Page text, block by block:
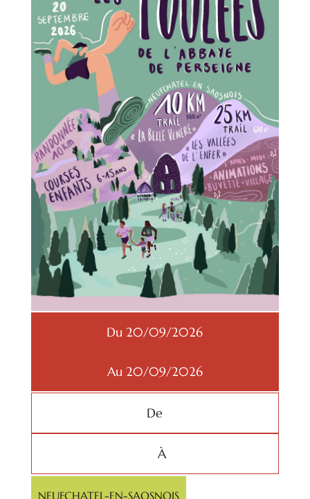
Du 20/09/2026
Au 20/09/2026
De
À
NEUFCHATEL-EN-SAOSNOIS